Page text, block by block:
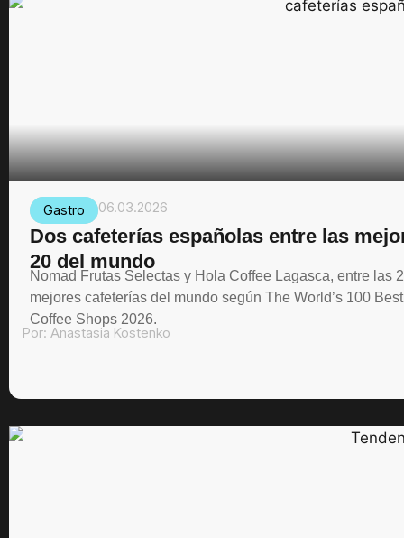
Gastro 06.03.2026
Dos cafeterías españolas entre las
20 del mundo
Nomad Frutas Selectas y Hola Coffee Lagasca, entre las
mejores cafeterías del mundo según The World’s 100 Best
Coffee Shops 2026.
Por: Anastasia Kostenko